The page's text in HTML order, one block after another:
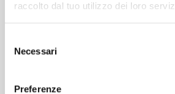
raccolto dal tuo utilizzo dei loro
delNecessari
Preferenze